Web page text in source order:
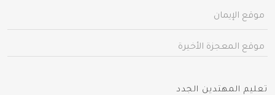
موقع الإيمان
موقع المعجزة الأخيرة
تعليم المهتدين الجدد